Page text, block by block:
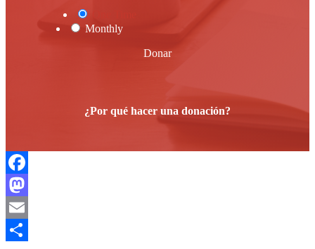
Monthly
Donar
¿Por qué hacer una donación?
Facebook
Mastodon
Email